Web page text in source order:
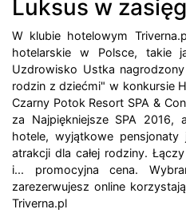
Luksus w
W klubie hotelowym
hotelarskie w Polsce, takie
Uzdrowisko Ustka
rodzin z dziećmi" w konkursie
Czarny Potok Resort SPA &
za Najpiękniejsze SPA 2016,
hotele, wyjątkowe pensjonaty
atrakcji dla całej rodziny.
i... promocyjna cena.
zarezerwujesz online
Triverna.pl